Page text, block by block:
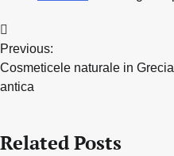
Navigare
în
articole
Previous:
Cosmeticele naturale in Grecia
antica
Related Posts